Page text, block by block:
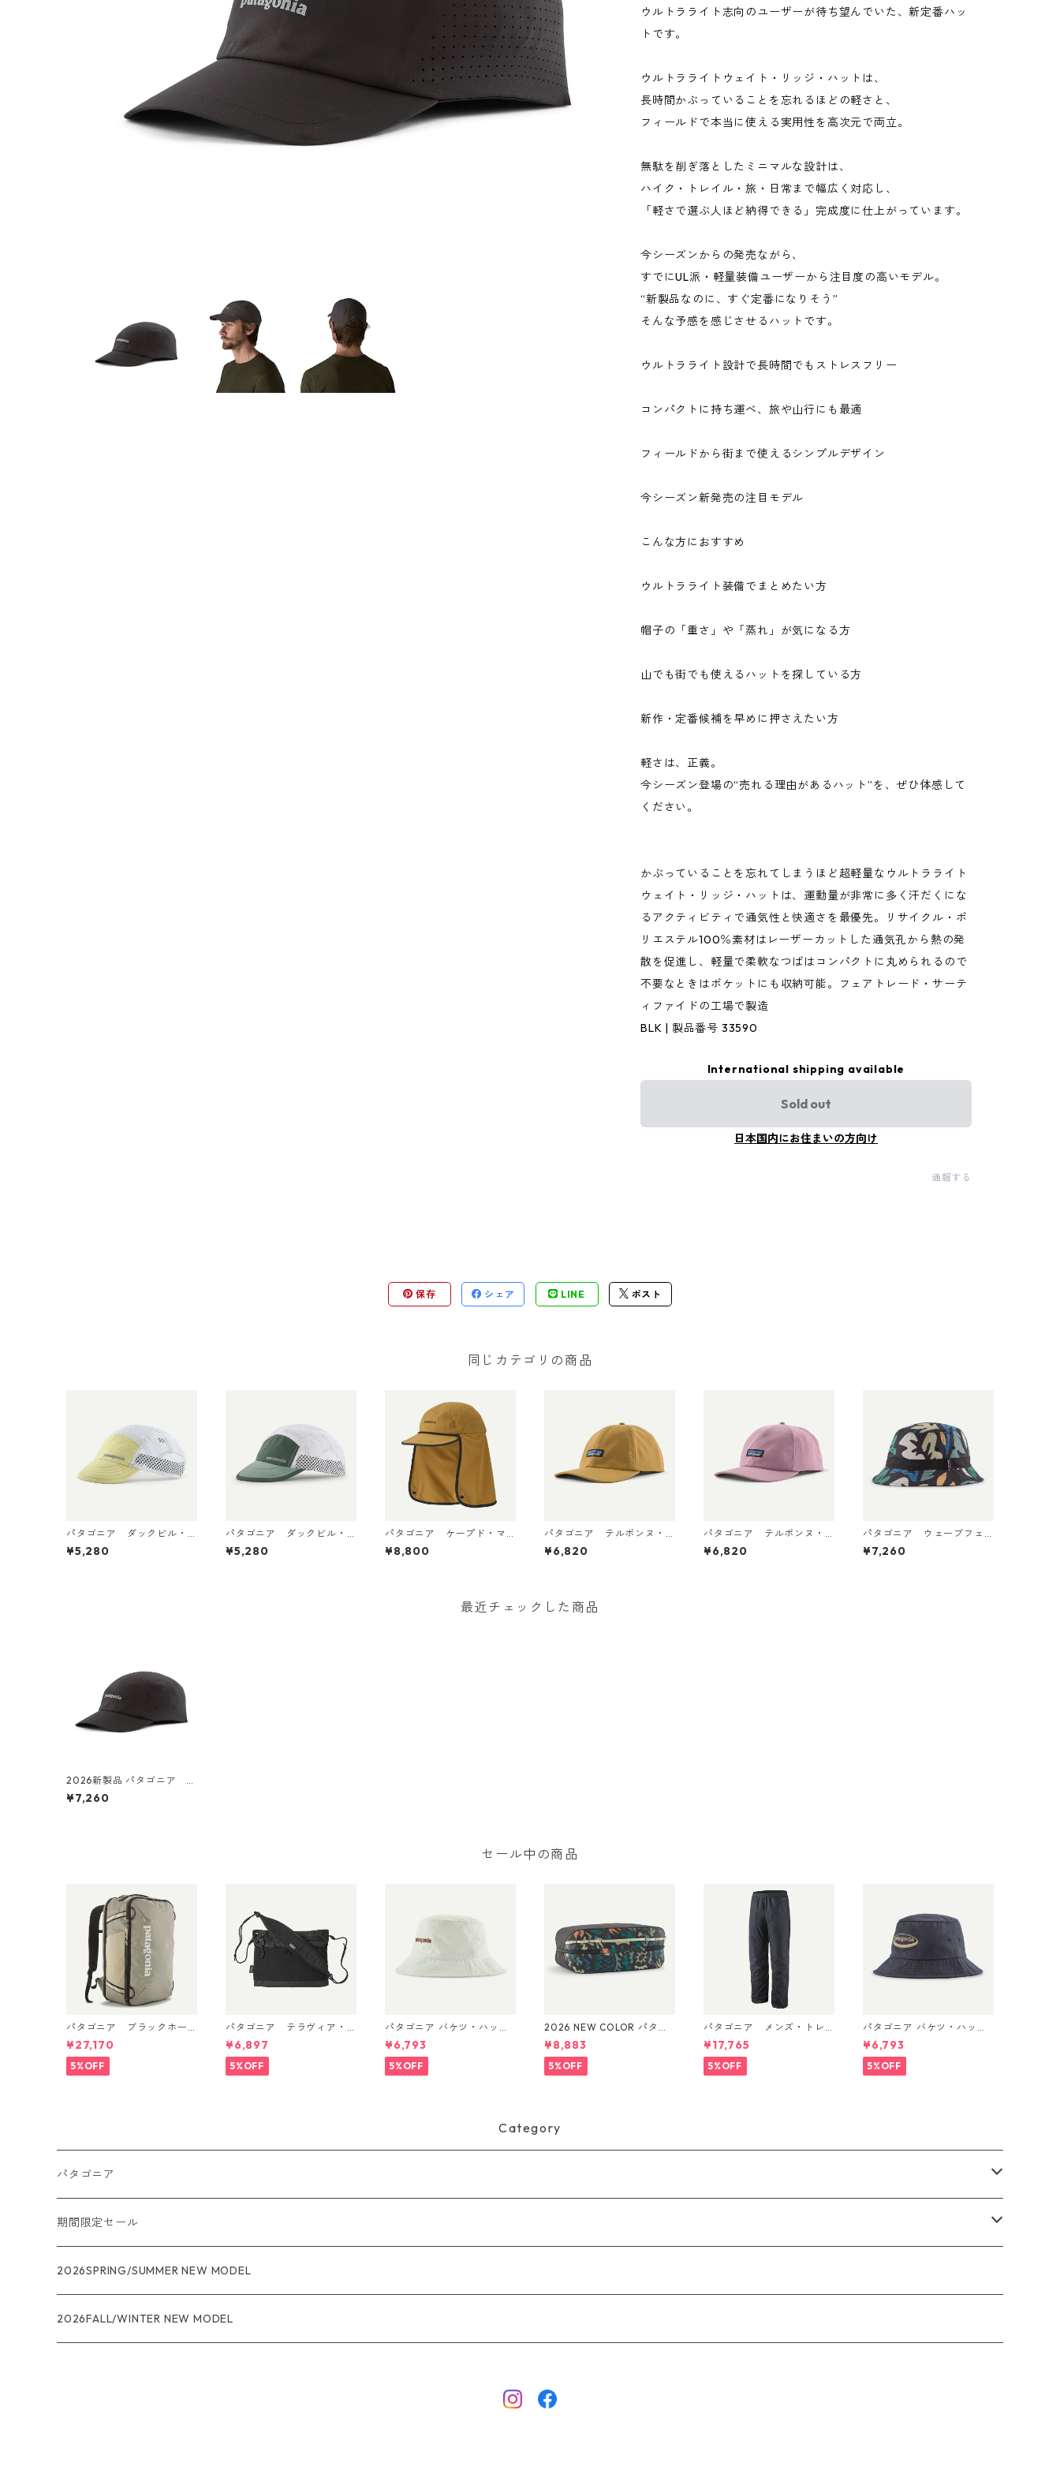
ウルトラライト志向のユーザーが待ち望んでいた、新定番ハッ
トです。
ウルトラライトウェイト・リッジ・ハットは、
長時間かぶっていることを忘れるほどの軽さと、
フィールドで本当に使える実用性を高次元で両立。
無駄を削ぎ落としたミニマルな設計は、
ハイク・トレイル・旅・日常まで幅広く対応し、
「軽さで選ぶ人ほど納得できる」完成度に仕上がっています。
今シーズンからの発売ながら、
すでにUL派・軽量装備ユーザーから注目度の高いモデル。
“新製品なのに、すぐ定番になりそう”
そんな予感を感じさせるハットです。
ウルトラライト設計で長時間でもストレスフリー
コンパクトに持ち運べ、旅や山行にも最適
フィールドから街まで使えるシンプルデザイン
今シーズン新発売の注目モデル
こんな方におすすめ
ウルトラライト装備でまとめたい方
帽子の「重さ」や「蒸れ」が気になる方
山でも街でも使えるハットを探している方
新作・定番候補を早めに押さえたい方
軽さは、正義。
今シーズン登場の“売れる理由があるハット”を、ぜひ体感して
ください。
かぶっていることを忘れてしまうほど超軽量なウルトラライト
ウェイト・リッジ・ハットは、運動量が非常に多く汗だくにな
るアクティビティで通気性と快適さを最優先。リサイクル・ポ
リエステル100％素材はレーザーカットした通気孔から熱の発
散を促進し、軽量で柔軟なつばはコンパクトに丸められるので
不要なときはポケットにも収納可能。フェアトレード・サーテ
ィファイドの工場で製造
BLK | 製品番号 33590
International shipping available
Sold out
日本国内にお住まいの方向け
通報する
保存 シェア LINE ポスト
同じカテゴリの商品
パタゴニア ダックビル・
キャップ Vellum Green
28818 日本正規品
¥5,280
パタゴニア ダックビル・
キャップ Canopy Green
28818 日本正規品
¥5,280
パタゴニア ケープド・マ
ーガンザー・ハット Bobca
t Brown 33570
¥8,800
パタゴニア テルボンヌ・
ハット (カラー Bobcat Br
own) Patagonia Terrebon
¥6,820
パタゴニア テルボンヌ・
ハット (カラー Light Viol
et) Patagonia Terrebonne
¥6,820
パタゴニア ウェーブフェ
アラー・バケツ・ハット
（カラーKaleido: Black） P
¥7,260
最近チェックした商品
2026新製品 パタゴニア ウ
ルトラライトウェイト・リ
ッジ・ハット （カラー Blac
¥7,260
セール中の商品
パタゴニア ブラックホー
ル・ミニ・MLC 30L Weath
ered Stone 49266 日本正
規品
¥27,170
5%OFF
パタゴニア テラヴィア・
サコッシュ 3L (カラー Bla
ck) Patagonia Terravia Sa
coche Bag 3L 日本正規品
製品番号 48835
¥6,897
5%OFF
パタゴニア バケツ・ハッ
ト 33595 Text Logo: Bir
ch White
¥6,793
5%OFF
2026 NEW COLOR パタゴ
ニア ブラックホール・キ
ューブ 14L (カラー Kaleid
o: Black) Patagonia Black
Hole® Cube 14L 日本正規
¥8,883
5%OFF
パタゴニア メンズ・トレ
ントシェル 3L・レイン・パ
ンツ（ショート） (カラー
Black) Patagonia Men's To
rrentshell 3L Rain Pants -
¥17,765
5%OFF
パタゴニア バケツ・ハッ
ト 33595 ’95 Oval Logo:
Smolder Blue
¥6,793
5%OFF
Category
パタゴニア
メンズ
R1
R1エア
ウィメンズ
R1
ジャケット・アウター
期間限定セール
★★★
レインウェアー
2026SPRING/SUMMER NEW MODEL
2026FALL/WINTER NEW MODEL